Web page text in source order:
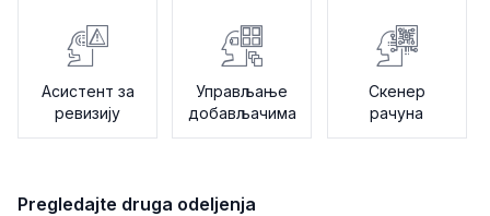
Асистент за
ревизију
Управљање
добављачима
Скенер
рачуна
Pregledajte druga odeljenja